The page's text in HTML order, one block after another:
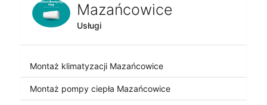
Mazańcowice
Usługi
Montaż klimatyzacji Mazańcowice
Montaż pompy ciepła Mazańcowice